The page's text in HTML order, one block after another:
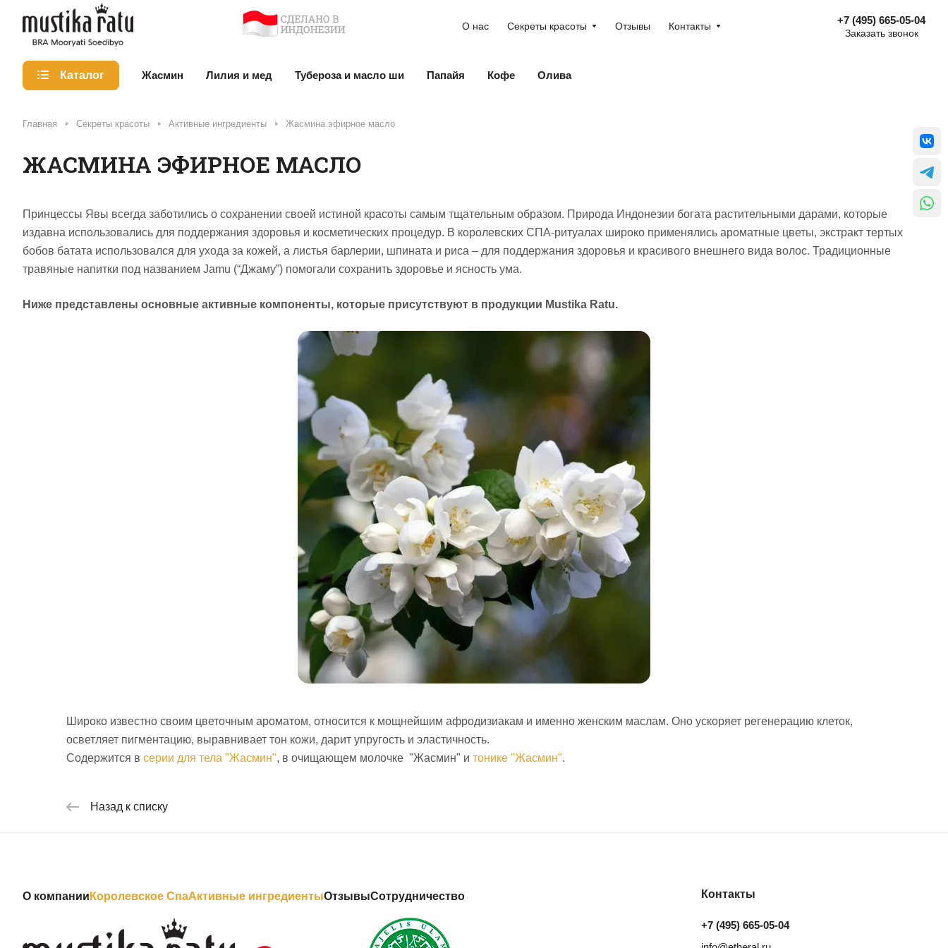
О нас Секреты красоты Отзывы Контакты
+7 (495) 665-05-04
Заказать звонок
Каталог Жасмин Лилия и мед Тубероза и масло ши Папайя Кофе Олива
Главная Секреты красоты Активные ингредиенты Жасмина эфирное масло
ЖАСМИНА ЭФИРНОЕ МАСЛО
Принцессы Явы всегда заботились о сохранении своей истиной красоты самым тщательным образом. Природа Индонезии богата растительными дарами, которые
издавна использовались для поддержания здоровья и косметических процедур. В королевских СПА-ритуалах широко применялись ароматные цветы, экстракт тертых
бобов батата использовался для ухода за кожей, а листья барлерии, шпината и риса – для поддержания здоровья и красивого внешнего вида волос. Традиционные
травяные напитки под названием Jamu (“Джаму”) помогали сохранить здоровье и ясность ума.
Ниже представлены основные активные компоненты, которые присутствуют в продукции Mustika Ratu.
Широко известно своим цветочным ароматом, относится к мощнейшим афродизиакам и именно женским маслам. Оно ускоряет регенерацию клеток,
осветляет пигментацию, выравнивает тон кожи, дарит упругость и эластичность.
Содержится в серии для тела "Жасмин", в очищающем молочке "Жасмин" и тонике "Жасмин".
Назад к списку
О компании Королевское СпаАктивные ингредиентыОтзывыСотрудничество Контакты
+7 (495) 665-05-04